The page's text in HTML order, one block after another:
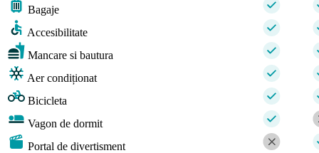
Bagaje
Accesibilitate
Mancare si bautura
Aer condiționat
Bicicleta
Vagon de dormit
Portal de divertisment